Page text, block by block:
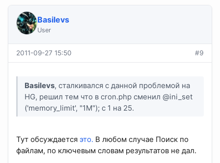
Basilevs
User
2011-09-27 15:50 #9
Basilevs, сталкивался с данной проблемой на
HG, решил тем что в cron.php сменил @ini_set
('memory_limit', "1M"); с 1 на 25.
Тут обсуждается это. В любом случае Поиск по
файлам, по ключевым словам результатов не дал.